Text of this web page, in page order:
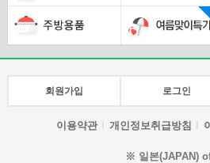
회원가입 로그인
이용약관 개인정보취급방침
※ 일본(JAPAN)